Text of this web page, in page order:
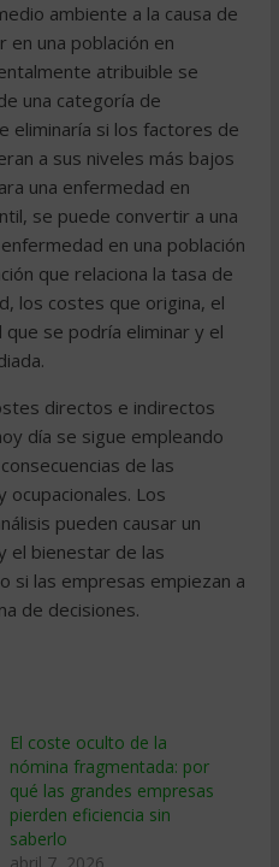
ambiente a la causa de
en una población en
atribuible se
una categoría de
eliminaría si los factores de
a sus niveles más bajos
una enfermedad en
se puede convertir a una
en una población
que relaciona la tasa de
los costes que origina, el
se podría eliminar y el
directos e indirectos
día se sigue empleando
de las
Los
pueden causar un
el bienestar de las
si las empresas empiezan a
de decisiones.
El coste oculto de la
nómina fragmentada: por
qué las grandes empresas
pierden eficiencia sin
saberlo